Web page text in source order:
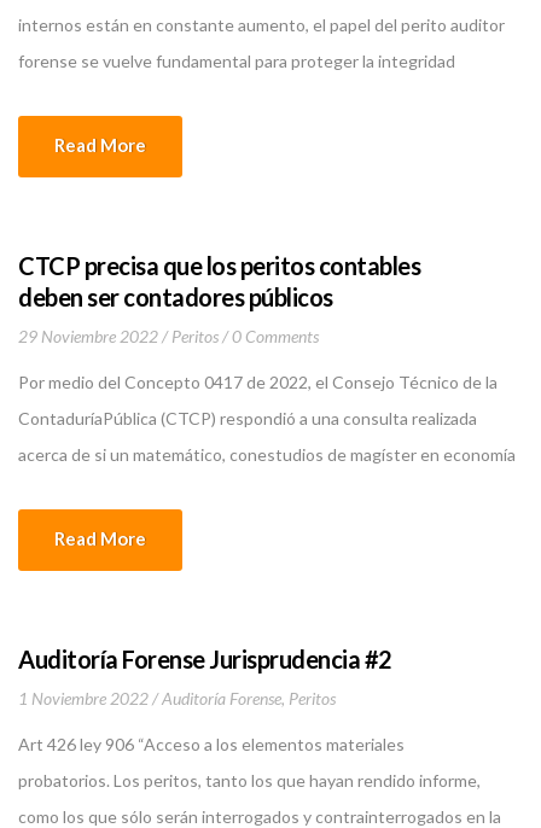
internos están en constante aumento, el papel del perito auditor
forense se vuelve fundamental para proteger la integridad
Read More
CTCP precisa que los peritos contables
deben ser contadores públicos
29 Noviembre 2022 Peritos 0 Comments
Por medio del Concepto 0417 de 2022, el Consejo Técnico de la
ContaduríaPública (CTCP) respondió a una consulta realizada
acerca de si un matemático, conestudios de magíster en economía
Read More
Auditoría Forense Jurisprudencia #2
1 Noviembre 2022 Auditoría Forense, Peritos
Art 426 ley 906 “Acceso a los elementos materiales
probatorios. Los peritos, tanto los que hayan rendido informe,
como los que sólo serán interrogados y contrainterrogados en la